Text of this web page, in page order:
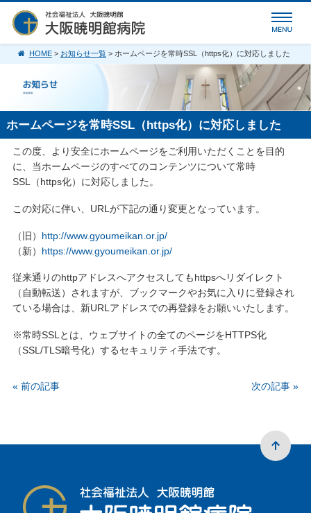
HOME> お知らせ一覧> ホームページを常時SSL（https化）に対応しました
ホームページを常時SSL（https化）に対応しました
この度、より安全にホームページをご利用いただくことを目的
に、当ホームページのすべてのコンテンツについて常時
SSL（https化）に対応しました。
この対応に伴い、URLが下記の通り変更となっています。
（旧） http://www.gyoumeikan.or.jp/
（新） https://www.gyoumeikan.or.jp/
従来通りのhttpアドレスへアクセスしてもhttpsへリダイレクト
（自動転送）されますが、ブックマークやお気に入りに登録され
ている場合は、新URLアドレスでの再登録をお願いいたします。
※常時SSLとは、ウェブサイトの全てのページをHTTPS化
（SSL/TLS暗号化）するセキュリティ手法です。
« 前の記事 次の記事 »